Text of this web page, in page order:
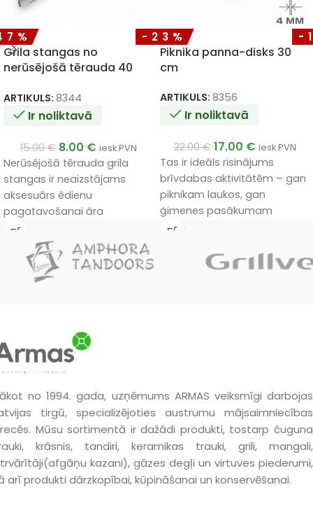
Grila stangas no
nerūsējošā tērauda 40
ARTIKULS: 8344
Ir noliktavā
15.00€ 8.00 € iesk.PVN
Nerūsējošā tērauda grila
stangas ir neaizstājams
aksesuārs ēdienu
pagatavošanai āra
apstākļos.
-23%
Piknika panna-disks 30
cm
ARTIKULS: 8356
Ir noliktavā
22.00€ 17.00 € iesk.PVN
Tas ir ideāls risinājums
brīvdabas aktivitātēm – gan
piknikam laukos, gan
ģimenes pasākumam
laukos. Tajā var gatavot
sulīgas gaļas un garšīgām
-
no 1994. gada, uzņēmums ARMAS veiksmīgi darbojas
tirgū, specializējoties austrumu mājsaimniecības
Mūsu sortimentā ir dažādi produkti, tostarp čuguna
krāsnis, tandiri, keramikas trauki, grili, mangali,
kazani), gāzes degļi un virtuves piederumi,
arī produkti dārzkopībai, kūpināšanai un konservēšanai.